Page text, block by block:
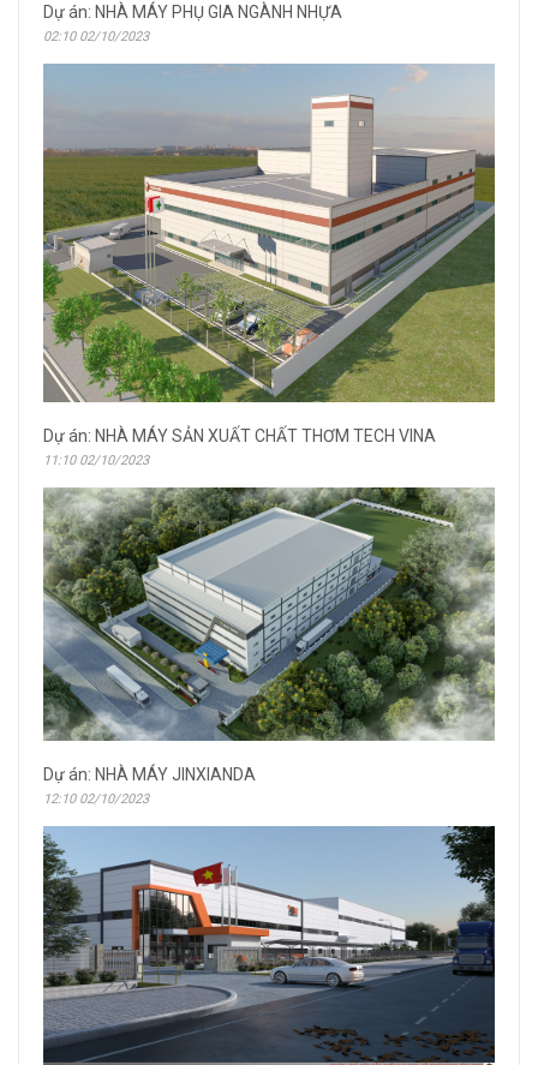
Dự án: NHÀ MÁY PHỤ GIA NGÀNH NHỰA
02:10 02/10/2023
Dự án: NHÀ MÁY SẢN XUẤT CHẤT THƠM TECH VINA
11:10 02/10/2023
Dự án: NHÀ MÁY JINXIANDA
12:10 02/10/2023